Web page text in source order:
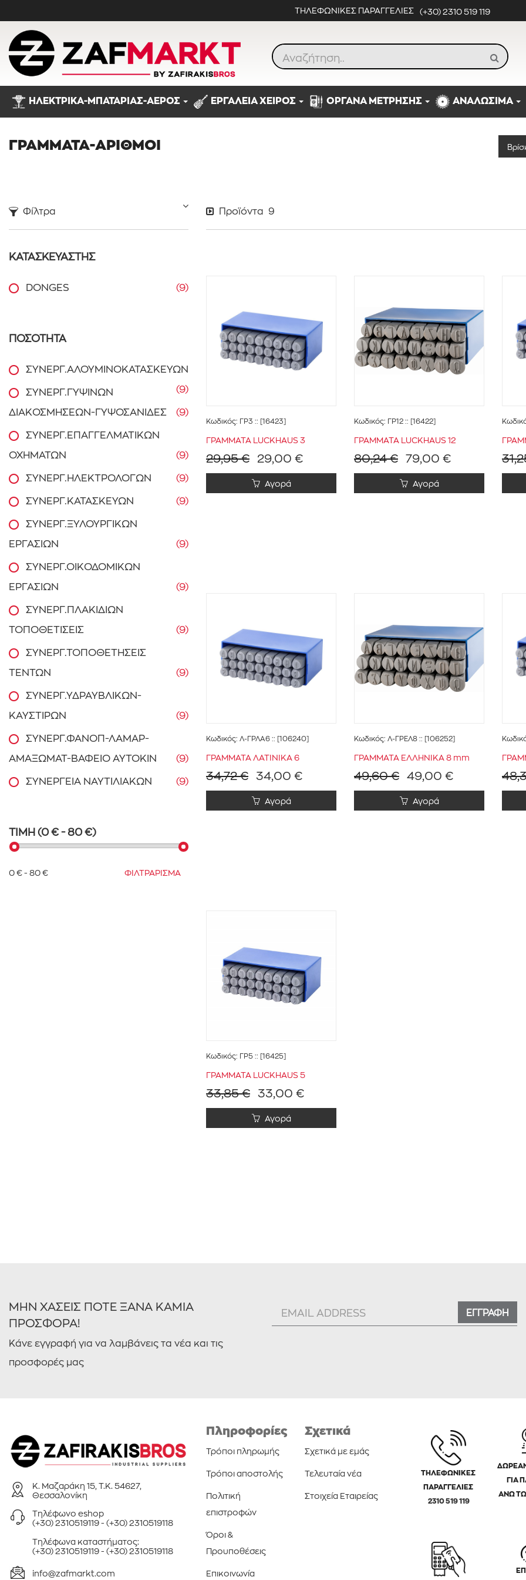
ΤΗΛΕΦΩΝΙΚΕΣ ΠΑΡΑΓΓΕΛΙΕΣ (+30) 2310 519 119
Προϊόντα
ΗΛΕΚΤΡΙΚΑ-ΜΠΑΤΑΡΙΑΣ-ΑΕΡΟΣ ΕΡΓΑΛΕΙΑ ΧΕΙΡΟΣ ΟΡΓΑΝΑ ΜΕΤΡΗΣΗΣ ΑΝΑΛΩΣΙΜΑ
ΓΡΑΜΜΑΤΑ-ΑΡΙΘΜΟΙ
Φίλτρα
ΚΑΤΑΣΚΕΥΑΣΤΗΣ
DONGES (9)
ΠΟΣΟΤΗΤΑ
ΣΥΝΕΡΓ.ΑΛΟΥΜΙΝΟΚΑΤΑΣΚΕΥΩΝ
(9)
ΣΥΝΕΡΓ.ΓΥΨΙΝΩΝ
ΔΙΑΚΟΣΜΗΣΕΩΝ-ΓΥΨΟΣΑΝΙΔΕΣ
(9)
ΣΥΝΕΡΓ.ΕΠΑΓΓΕΛΜΑΤΙΚΩΝ
ΟΧΗΜΑΤΩΝ
(9)
ΣΥΝΕΡΓ.ΗΛΕΚΤΡΟΛΟΓΩΝ
(9)
ΣΥΝΕΡΓ.ΚΑΤΑΣΚΕΥΩΝ
(9)
ΣΥΝΕΡΓ.ΞΥΛΟΥΡΓΙΚΩΝ
ΕΡΓΑΣΙΩΝ
(9)
ΣΥΝΕΡΓ.ΟΙΚΟΔΟΜΙΚΩΝ
ΕΡΓΑΣΙΩΝ
(9)
ΣΥΝΕΡΓ.ΠΛΑΚΙΔΙΩΝ
ΤΟΠΟΘΕΤΙΣΕΙΣ
(9)
ΣΥΝΕΡΓ.ΤΟΠΟΘΕΤΗΣΕΙΣ
ΤΕΝΤΩΝ
(9)
ΣΥΝΕΡΓ.ΥΔΡΑΥΒΛΙΚΩΝ-
ΚΑΥΣΤΙΡΩΝ
(9)
ΣΥΝΕΡΓ.ΦΑΝΟΠ-ΛΑΜΑΡ-
ΑΜΑΞΩΜΑΤ-ΒΑΦΕΙΟ ΑΥΤΟΚΙΝ
(9)
ΣΥΝΕΡΓΕΙΑ ΝΑΥΤΙΛΙΑΚΩΝ
(9)
ΤΙΜΗ (0 € - 80 €)
0 € - 80 € ΦΙΛΤΡΑΡΙΣΜΑ
Προϊόντα 9
Κωδικός: ΓΡ3 :: [16423]
ΓΡΑΜΜΑΤΑ LUCΚΗΑUS 3
29,95 € 29,00 €
Αγορά
Κωδικός: ΓΡ12 :: [16422]
ΓΡΑΜΜΑΤΑ LUCΚΗΑUS 12
80,24 € 79,00 €
Αγορά
Κωδικός: Λ-ΓΡΛΑ6 :: [106240]
ΓΡΑΜΜΑΤΑ ΛΑΤΙΝΙΚΑ 6
34,72 € 34,00 €
Αγορά
Κωδικός: Λ-ΓΡΕΛ8 :: [106252]
ΓΡΑΜΜΑΤΑ ΕΛΛΗΝΙΚΑ 8 mm
49,60 € 49,00 €
Αγορά
Κωδικός: ΓΡ5 :: [16425]
ΓΡΑΜΜΑΤΑ LUCΚΗΑUS 5
33,85 € 33,00 €
Αγορά
ΜΗΝ ΧΑΣΕΙΣ ΠΟΤΕ ΞΑΝΑ ΚΑΜΙΑ
ΠΡΟΣΦΟΡΑ!
Κάνε εγγραφή για να λαμβάνεις τα νέα και τις
προσφορές μας
ΕΓΓΡΑΦΗ
Κ. Μαζαράκη 15, Τ.Κ. 54627,
Θεσσαλονίκη
Τηλέφωνo eshop
(+30) 2310519119- (+30) 2310519118
Τηλέφωνa καταστήματος:
(+30) 2310519119- (+30) 2310519118
info@zafmarkt.com
Πληροφορίες
Τρόποι πληρωμής
Τρόποι αποστολής
Πολιτική
επιστροφών
Όροι &
Προυποθέσεις
Επικοινωνία
Σχετικά
Σχετικά με εμάς
Τελευταία νέα
Στοιχεία Εταιρείας
ΤΗΛΕΦΩΝΙΚΕΣ
ΠΑΡΑΓΓΕΛΙΕΣ
2310 519 119
ΓΙΑ
ΑΝΩ